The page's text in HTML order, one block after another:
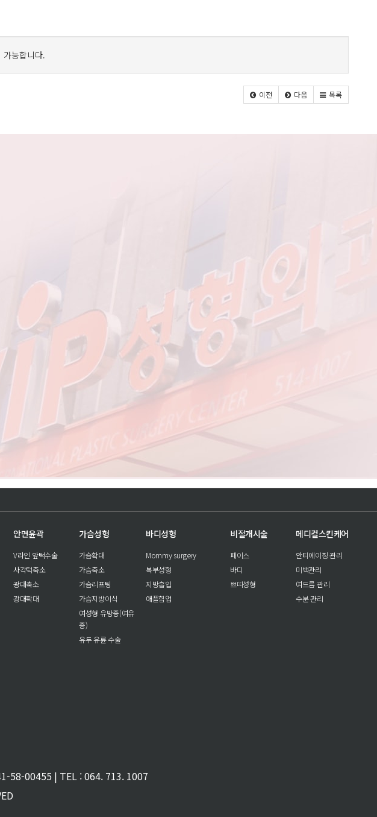
가능합니다.
이전 다음 목록
안면윤곽
V라인 앞턱수술
사각턱축소
광대축소
광대확대
가슴성형
가슴확대
가슴축소
가슴리프팅
가슴지방이식
여성형 유방증(여유
증)
유두 유륜 수술
바디성형
Mommy surgery
복부성형
지방흡입
애플힙업
비절개시술
페이스
바디
쁘띠성형
메디컬스킨케어
안티에이징 관리
미백관리
여드름 관리
수분 관리
58-00455 | TEL : 064. 713. 1007